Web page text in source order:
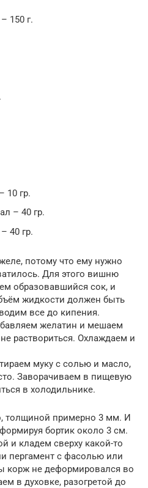
150 г.
10 гр.
– 40 гр.
40 гр.
потому что ему нужно
Для этого вишню
образовавшийся сок, и
жидкости должен быть
все до кипения.
желатин и мешаем
раствориться. Охлаждаем и
муку с солью и масло,
Заворачиваем в пищевую
в холодильнике.
толщиной примерно 3 мм. И
бортик около 3 см.
и кладем сверху какой-то
пергамент с фасолью или
корж не деформировался во
в духовке, разогретой до